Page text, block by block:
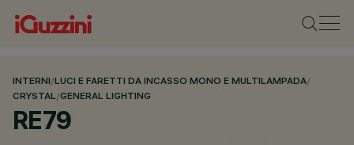
INTERNI/LUCI E FARETTI DA INCASSO MONO E MULTILAMPADA/
CRYSTAL/GENERAL LIGHTING
RE79